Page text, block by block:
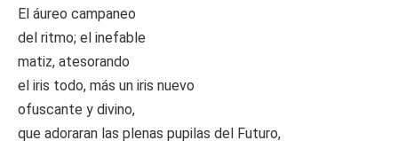
El áureo campaneo
del ritmo; el inefable
matiz, atesorando
el iris todo, más un iris nuevo
ofuscante y divino,
que adoraran las plenas pupilas del Futuro,